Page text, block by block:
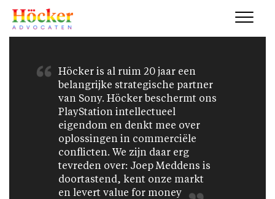
Höcker is al ruim 20 jaar een
belangrijke strategische partner
van Sony. Höcker beschermt ons
PlayStation intellectueel
eigendom en denkt mee over
oplossingen in commerciële
conflicten. We zijn daar erg
tevreden over: Joep Meddens is
doortastend, kent onze markt
en levert value for money